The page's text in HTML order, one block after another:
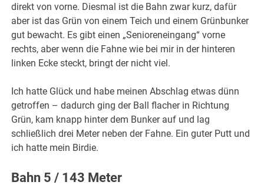
direkt von vorne. Diesmal ist die Bahn zwar kurz, dafür
aber ist das Grün von einem Teich und einem Grünbunker
gut bewacht. Es gibt einen „Senioreneingang“ vorne
rechts, aber wenn die Fahne wie bei mir in der hinteren
linken Ecke steckt, bringt der nicht viel.
Ich hatte Glück und habe meinen Abschlag etwas dünn
getroffen – dadurch ging der Ball flacher in Richtung
Grün, kam knapp hinter dem Bunker auf und lag
schließlich drei Meter neben der Fahne. Ein guter Putt und
ich hatte mein Birdie.
Bahn 5 / 143 Meter